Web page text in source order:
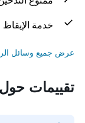
خدمة الإيقاظ
عرض جميع وسائل
تقييمات